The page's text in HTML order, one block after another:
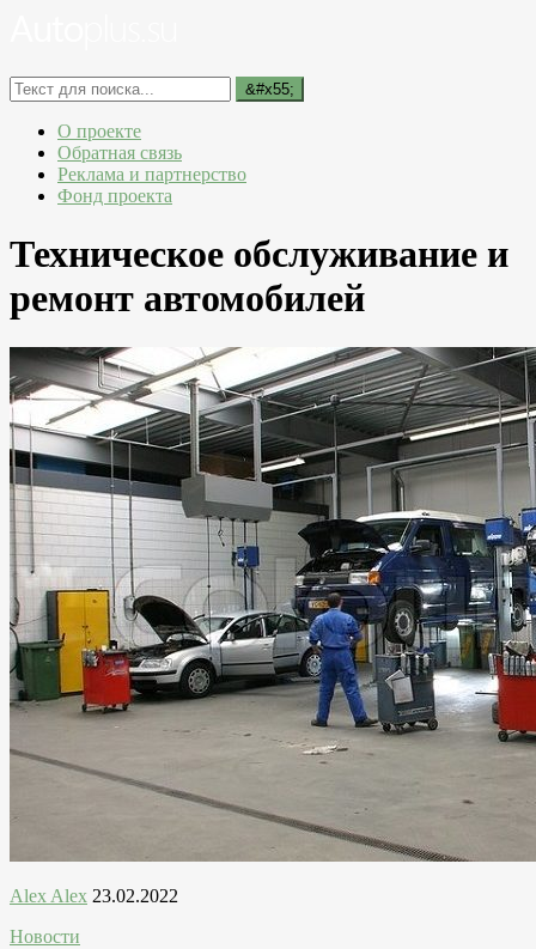
О проекте
Обратная связь
Реклама и партнерство
Фонд проекта
Техническое обслуживание и
ремонт автомобилей
Alex Alex 23.02.2022
Новости